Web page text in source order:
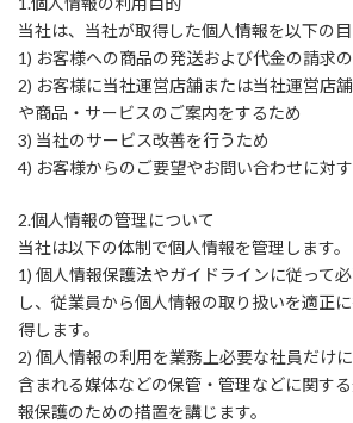
当社は、当社が取得した個人情報を以下の目
1) お客様への商品の発送および代金の請求
2) お客様に当社運営店舗または当社運営店
や商品・サービスのご案内をするため
3) 当社のサービス改善を行うため
4) お客様からのご要望やお問い合わせに対
2.個人情報の管理について
当社は以下の体制で個人情報を管理します。
1) 個人情報保護法やガイドラインに従って
し、従業員から個人情報の取り扱いを適正
得します。
2) 個人情報の利用を業務上必要な社員だけ
含まれる媒体などの保管・管理などに関す
報保護のための措置を講じます。